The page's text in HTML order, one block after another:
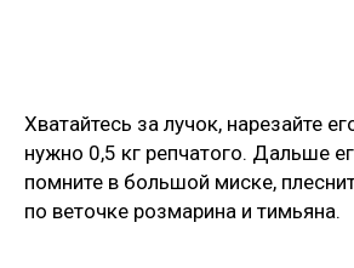
Хватайтесь за лучок, нарезайте
нужно 0,5 кг репчатого. Дальше
помните в большой миске,
по веточке розмарина и тимьяна.